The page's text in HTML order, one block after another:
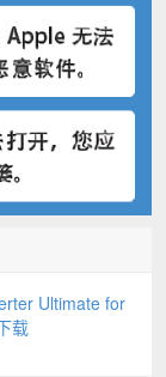
Ultimate for
载